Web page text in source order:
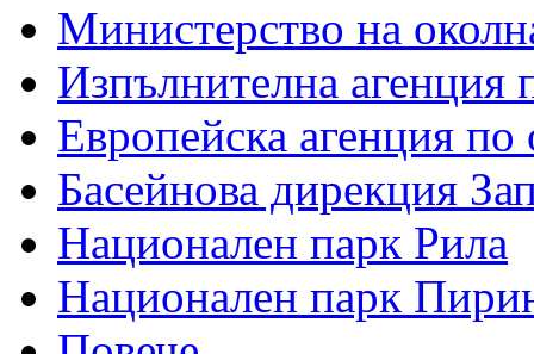
Министерство на
Изпълнителна агенция
Европейска агенция по
Басейнова дирекция
Национален парк Рила
Национален парк